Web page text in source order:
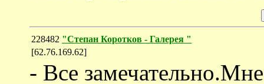
228482 "Степан Коротков - Галерея "
[62.76.169.62]
- Bce